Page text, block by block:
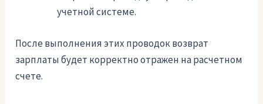
учетной системе.
После выполнения этих проводок возврат
зарплаты будет корректно отражен на расчетном
счете.